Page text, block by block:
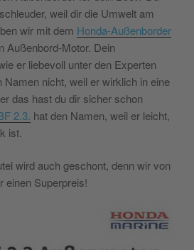
weil dir die Umwelt am
wir mit dem Honda-Außenborder
Außenbord-Motor. Dein
er liebevoll unter den Experten
Namen nicht, weil er wirklich in eine
das hast du dir sicher schon
2.3. hat den Namen, weil er leicht,
ist.
wird auch geschont, denn wir von
einen Superpreis!